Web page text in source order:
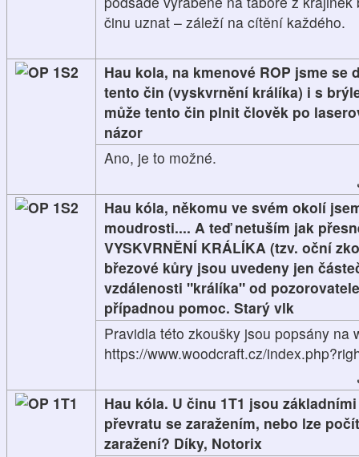
činu uznat – záleží na cítění každého.
1S2
Hau kola, na kmenové ROP jsme
tento čin (vyskvrnění králíka) i s
může tento čin plnit člověk po
názor
Ano, je to možné.
1S2
Hau kóla, někomu ve svém okolí
moudrosti.... A teď netuším jak
VYSKVRNĚNÍ KRÁLÍKA (tzv. oční
březové kůry jsou uvedeny jen
vzdálenosti "králíka" od
případnou pomoc. Starý vlk
Pravidla této zkoušky jsou popsány na
https://www.woodcraft.cz/
1T1
Hau kóla. U činu 1T1 jsou
převratu se zaražením, nebo lze
zaražení? Díky, Notorix